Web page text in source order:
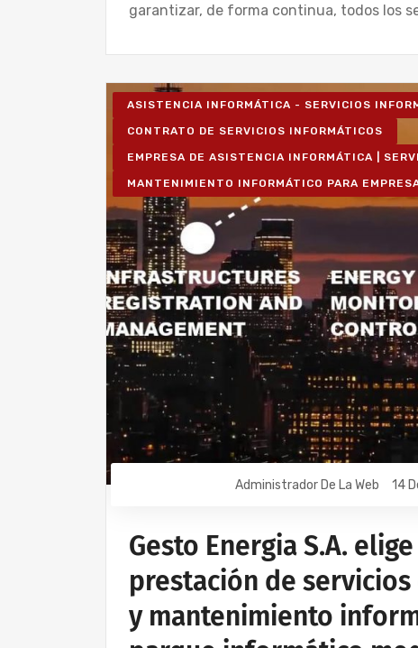
garantizar, de forma continua, todos los
ASISTENCIA INFORMÁTICA - SERVICIOS
CONTRATO DE SERVICIOS INFORMÁTICOS
EMPRESA DE ASISTENCIA INFORMÁTICA |
MANTENIMIENTO INFORMÁTICO PARA
Administrador De La Web 14
Gesto Energia S.A.
prestación de
y mantenimiento